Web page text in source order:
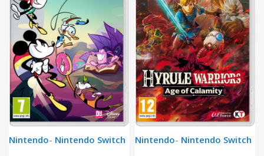
Nintendo- Nintendo Switch Nintendo- Nintendo Switch